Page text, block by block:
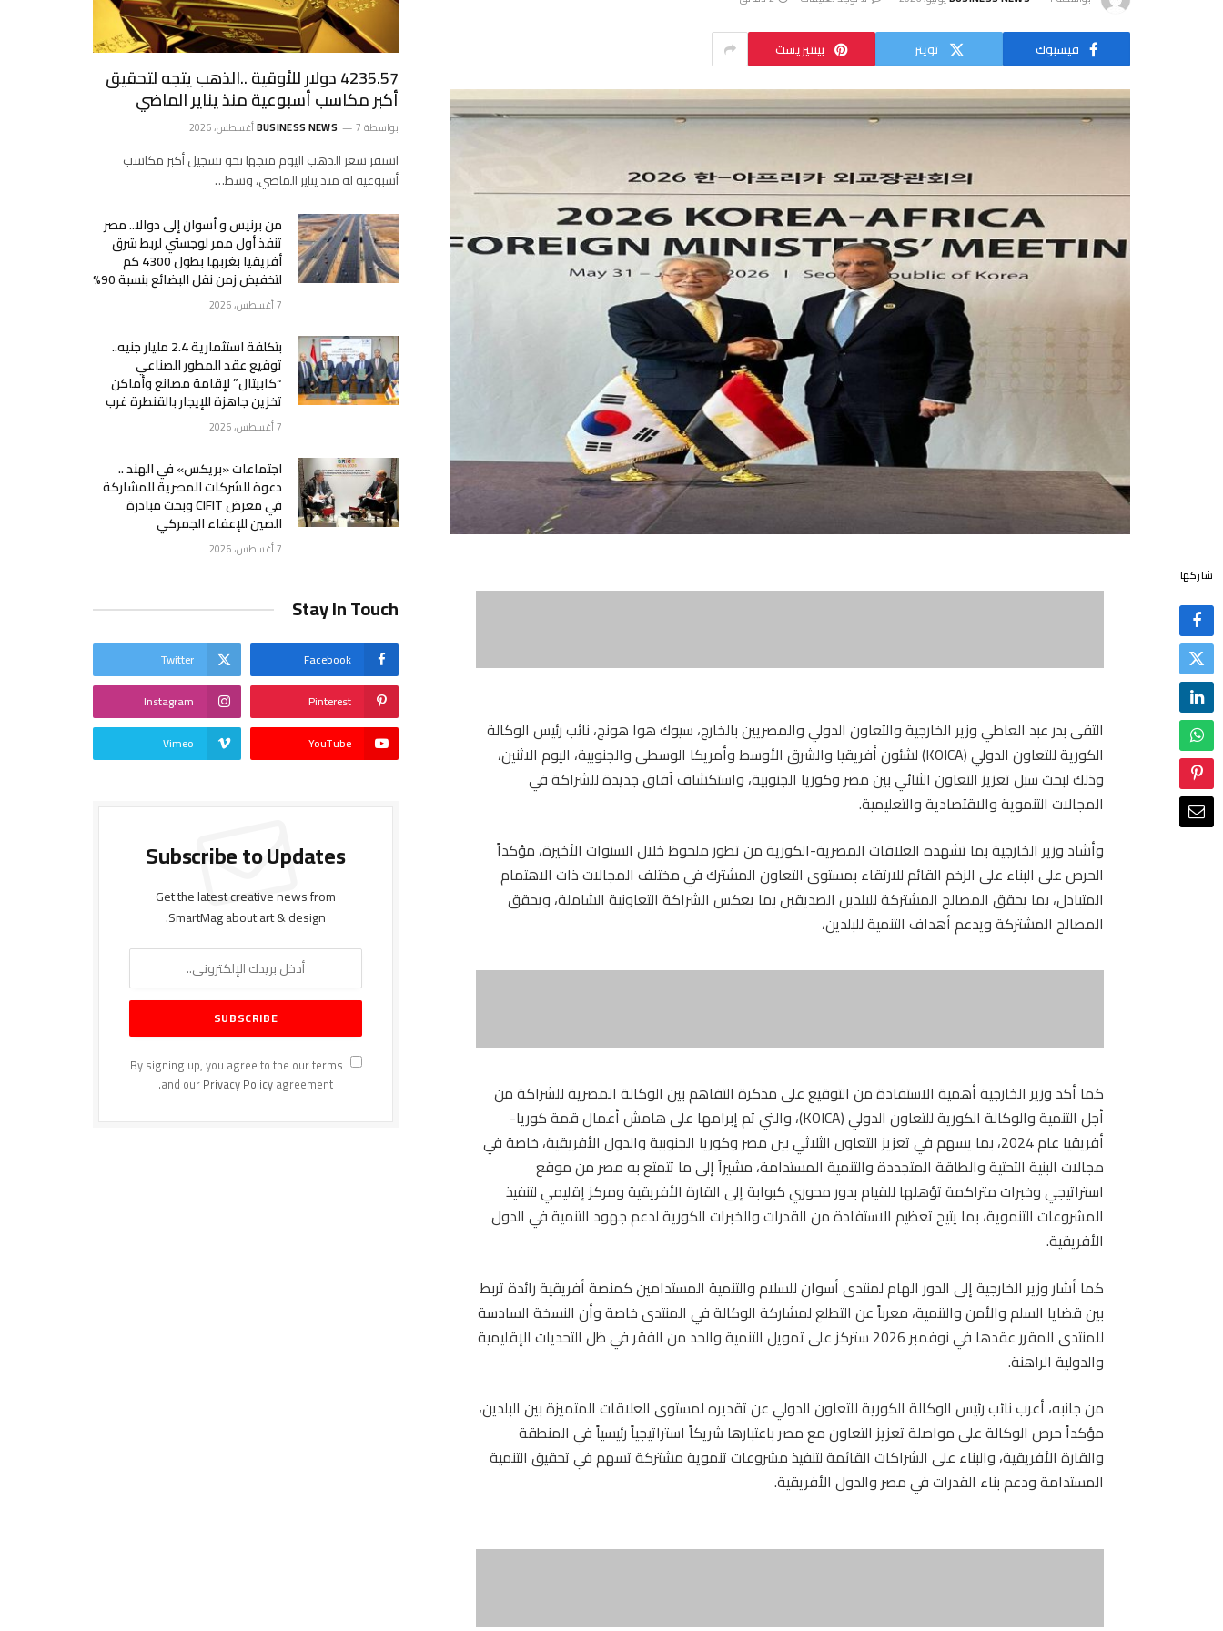
فيسبوك تويتر بينتيريست
شاركها
التقى بدر عبد العاطي وزير الخارجية والتعاون الدولي والمصريين بالخارج، سيوك هوا هونج، نائب رئيس الوكالة
الكورية للتعاون الدولي (KOICA) لشئون أفريقيا والشرق الأوسط وأمريكا الوسطى والجنوبية، اليوم الاثنين،
وذلك لبحث سبل تعزيز التعاون الثنائي بين مصر وكوريا الجنوبية، واستكشاف آفاق جديدة للشراكة في
المجالات التنموية والاقتصادية والتعليمية.
وأشاد وزير الخارجية بما تشهده العلاقات المصرية-الكورية من تطور ملحوظ خلال السنوات الأخيرة، مؤكداً
الحرص على البناء على الزخم القائم للارتقاء بمستوى التعاون المشترك في مختلف المجالات ذات الاهتمام
المتبادل، بما يحقق المصالح المشتركة للبلدين الصديقين بما يعكس الشراكة التعاونية الشاملة، ويحقق
المصالح المشتركة ويدعم أهداف التنمية للبلدين،
كما أكد وزير الخارجية أهمية الاستفادة من التوقيع على مذكرة التفاهم بين الوكالة المصرية للشراكة من
أجل التنمية والوكالة الكورية للتعاون الدولي (KOICA)، والتي تم إبرامها على هامش أعمال قمة كوريا-
أفريقيا عام 2024، بما يسهم في تعزيز التعاون الثلاثي بين مصر وكوريا الجنوبية والدول الأفريقية، خاصة في
مجالات البنية التحتية والطاقة المتجددة والتنمية المستدامة، مشيراً إلى ما تتمتع به مصر من موقع
استراتيجي وخبرات متراكمة تؤهلها للقيام بدور محوري كبوابة إلى القارة الأفريقية ومركز إقليمي لتنفيذ
المشروعات التنموية، بما يتيح تعظيم الاستفادة من القدرات والخبرات الكورية لدعم جهود التنمية في الدول
الأفريقية.
كما أشار وزير الخارجية إلى الدور الهام لمنتدى أسوان للسلام والتنمية المستدامين كمنصة أفريقية رائدة تربط
بين قضايا السلم والأمن والتنمية، معرباً عن التطلع لمشاركة الوكالة في المنتدى خاصة وأن النسخة السادسة
للمنتدى المقرر عقدها في نوفمبر 2026 ستركز على تمويل التنمية والحد من الفقر في ظل التحديات الإقليمية
والدولية الراهنة.
من جانبه، أعرب نائب رئيس الوكالة الكورية للتعاون الدولي عن تقديره لمستوى العلاقات المتميزة بين البلدين،
مؤكداً حرص الوكالة على مواصلة تعزيز التعاون مع مصر باعتبارها شريكاً استراتيجياً رئيسياً في المنطقة
والقارة الأفريقية، والبناء على الشراكات القائمة لتنفيذ مشروعات تنموية مشتركة تسهم في تحقيق التنمية
المستدامة ودعم بناء القدرات في مصر والدول الأفريقية.
4235.57 دولار للأوقية ..الذهب يتجه لتحقيق
أكبر مكاسب أسبوعية منذ يناير الماضي
بواسطة BUSINESS NEWS 7 أغسطس، 2026
استقر سعر الذهب اليوم متجها نحو تسجيل أكبر مكاسب
أسبوعية له منذ يناير الماضي، وسط…
من برنيس و أسوان إلى دوالا.. مصر
تنفذ أول ممر لوجستي لربط شرق
أفريقيا بغربها بطول 4300 كم
لتخفيض زمن نقل البضائع بنسبة 90%
7 أغسطس، 2026
بتكلفة استثمارية 2.4 مليار جنيه..
توقيع عقد المطور الصناعي
“كابيتال” لإقامة مصانع وأماكن
تخزين جاهزة للإيجار بالقنطرة غرب
7 أغسطس، 2026
اجتماعات «بريكس» في الهند ..
دعوة للشركات المصرية للمشاركة
في معرض CIFIT وبحث مبادرة
الصين للإعفاء الجمركي
7 أغسطس، 2026
Stay In Touch
Facebook
Twitter
Pinterest
Instagram
YouTube
Vimeo
Subscribe to Updates
Get the latest creative news from
SmartMag about art & design.
By signing up, you agree to the our terms
and ourPrivacy Policyagreement.